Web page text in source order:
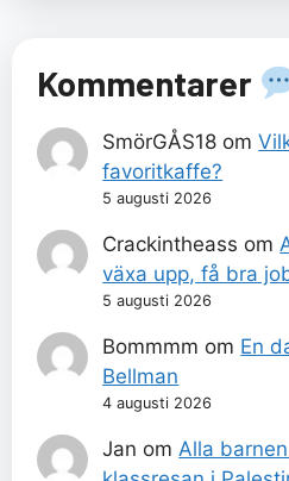
Kommentarer
SmörGÅS18 om
favoritkaffe?
5 augusti 2026
Crackintheass om
växa upp, få bra
5 augusti 2026
Bommmm om En
Bellman
4 augusti 2026
Jan om Alla